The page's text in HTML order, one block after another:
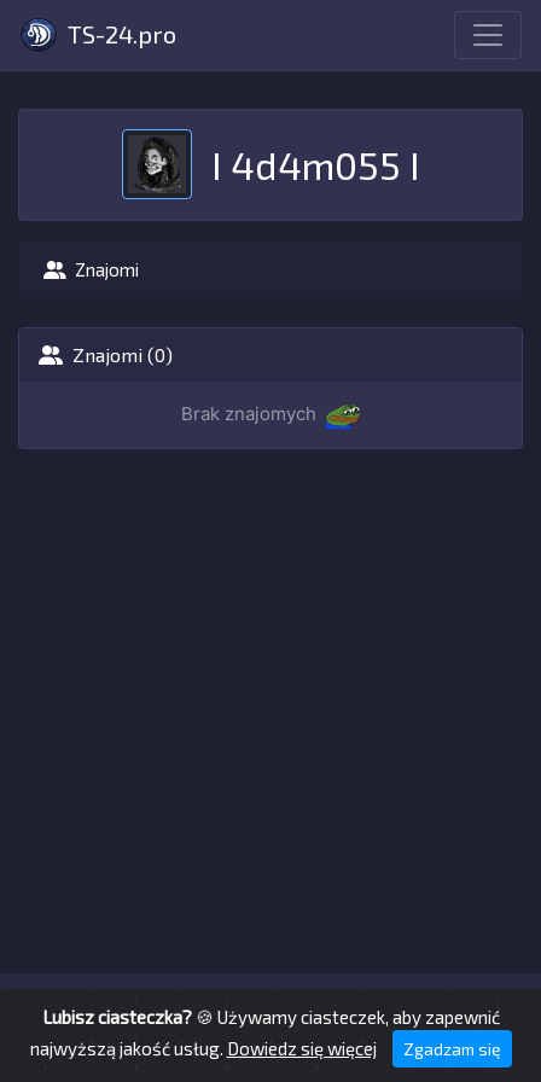
TS-24.pro
I 4d4m055 I
Znajomi
Znajomi (0)
Brak znajomych
Lubisz ciasteczka?🍪 Używamy ciasteczek, aby zapewnić
najwyższą jakość usług. Dowiedz się więcej Zgadzam się
© TS-24.pro 2026
v TS-24.pro — ©Wruczek&toster.dev2017 - 2026